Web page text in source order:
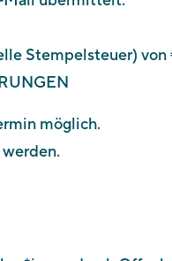
Stempelsteuer)
möglich.